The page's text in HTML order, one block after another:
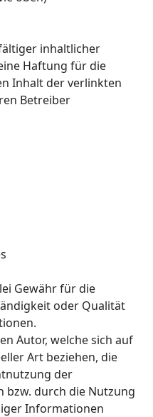
inhaltlicher
Haftung für die
Inhalt der verlinkten
Betreiber
Gewähr für die
oder Qualität
Autor, welche sich auf
Art beziehen, die
der
durch die Nutzung
Informationen